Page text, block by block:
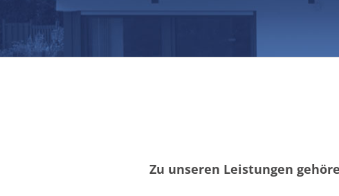
Zu unseren Leistungen